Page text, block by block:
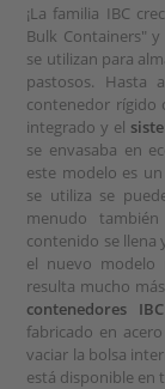
¡La familia IBC
Bulk Containers"
se utilizan para
pastosos. Hasta
contenedor rígido
integrado y el
se envasaba en
este modelo es
se utiliza se
menudo
contenido se llena
el nuevo modelo
resulta mucho
contenedores IBC
fabricado en
vaciar la bolsa
está disponible en